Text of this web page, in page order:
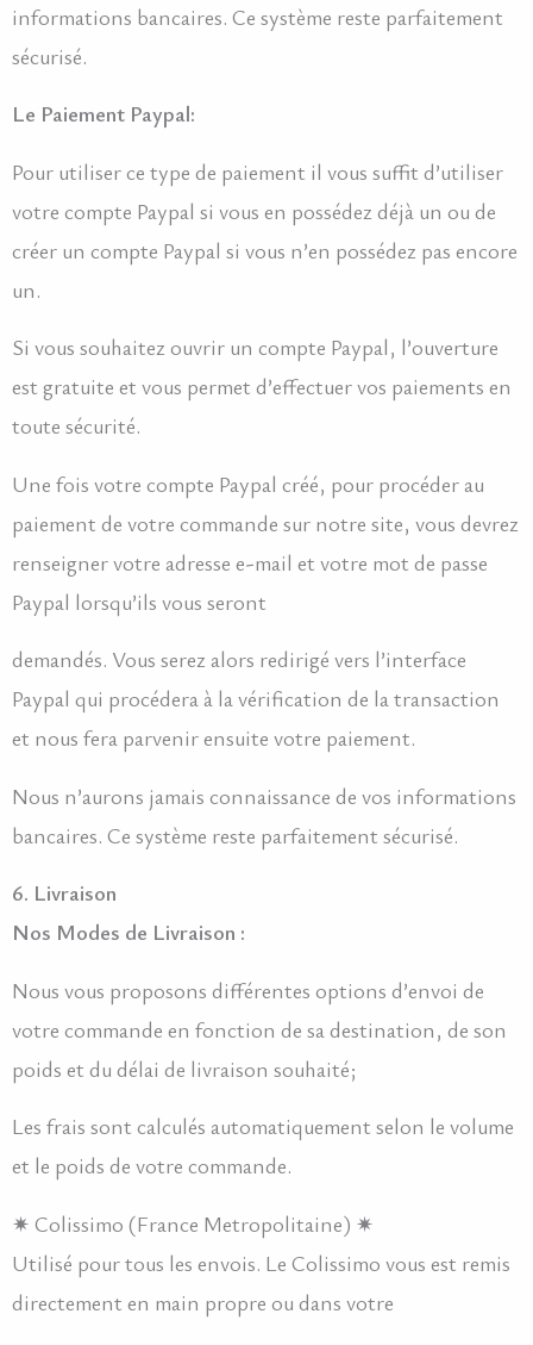
informations bancaires. Ce système reste parfaitement
sécurisé.
Le Paiement Paypal:
Pour utiliser ce type de paiement il vous suffit d’utiliser
votre compte Paypal si vous en possédez déjà un ou de
créer un compte Paypal si vous n’en possédez pas encore
un.
Si vous souhaitez ouvrir un compte Paypal, l’ouverture
est gratuite et vous permet d’effectuer vos paiements en
toute sécurité.
Une fois votre compte Paypal créé, pour procéder au
paiement de votre commande sur notre site, vous devrez
renseigner votre adresse e-mail et votre mot de passe
Paypal lorsqu’ils vous seront
demandés. Vous serez alors redirigé vers l’interface
Paypal qui procédera à la vérification de la transaction
et nous fera parvenir ensuite votre paiement.
Nous n’aurons jamais connaissance de vos informations
bancaires. Ce système reste parfaitement sécurisé.
6. Livraison
Nos Modes de Livraison :
Nous vous proposons différentes options d’envoi de
votre commande en fonction de sa destination, de son
poids et du délai de livraison souhaité;
Les frais sont calculés automatiquement selon le volume
et le poids de votre commande.
✷ Colissimo (France Metropolitaine) ✷
Utilisé pour tous les envois. Le Colissimo vous est remis
directement en main propre ou dans votre